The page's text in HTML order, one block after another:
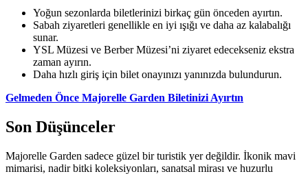
Yoğun sezonlarda biletlerinizi birkaç gün önceden ayırtın.
Sabah ziyaretleri genellikle en iyi ışığı ve daha az kalabalığı
sunar.
YSL Müzesi ve Berber Müzesi’ni ziyaret edecekseniz ekstra
zaman ayırın.
Daha hızlı giriş için bilet onayınızı yanınızda bulundurun.
Gelmeden Önce Majorelle Garden Biletinizi Ayırtın
Son Düşünceler
Majorelle Garden sadece güzel bir turistik yer değildir. İkonik mavi
mimarisi, nadir bitki koleksiyonları, sanatsal mirası ve huzurlu